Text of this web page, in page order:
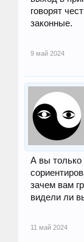
говорят
законные.
9 май 2024
А вы
зачем вам
видели ли
11 май 2024